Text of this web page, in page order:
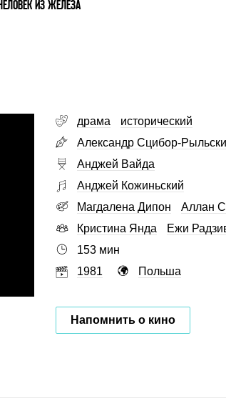
ИЗ ЖЕЛЕЗА
драма
исторический
Александр Сцибор-
Анджей Вайда
Анджей Кожиньский
Магдалена Дипон
Аллан
Кристина Янда
Ежи
153 мин
1981
Польша
Напомнить о кино